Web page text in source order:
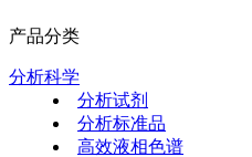
产品分类
分析科学
分析试剂
分析标准品
高效液相色谱